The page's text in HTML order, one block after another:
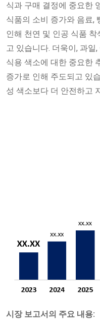
식과 구매 결정에 중요한
식품의 소비 증가와 음료,
인해 천연 및 인공 식품
고 있습니다. 더욱이, 과일
식용 색소에 대한 중요한
증가로 인해 주도되고 있
성 색소보다 더 안전하고
시장 보고서의 주요 내용: